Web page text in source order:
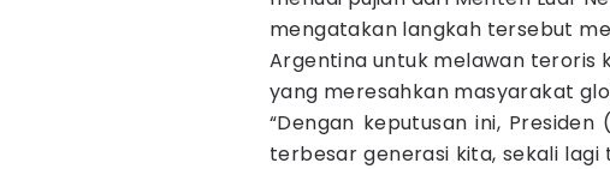
mengatakan langkah tersebut
Argentina untuk melawan teroris
yang meresahkan masyarakat
“Dengan keputusan ini,
terbesar generasi kita, sekali